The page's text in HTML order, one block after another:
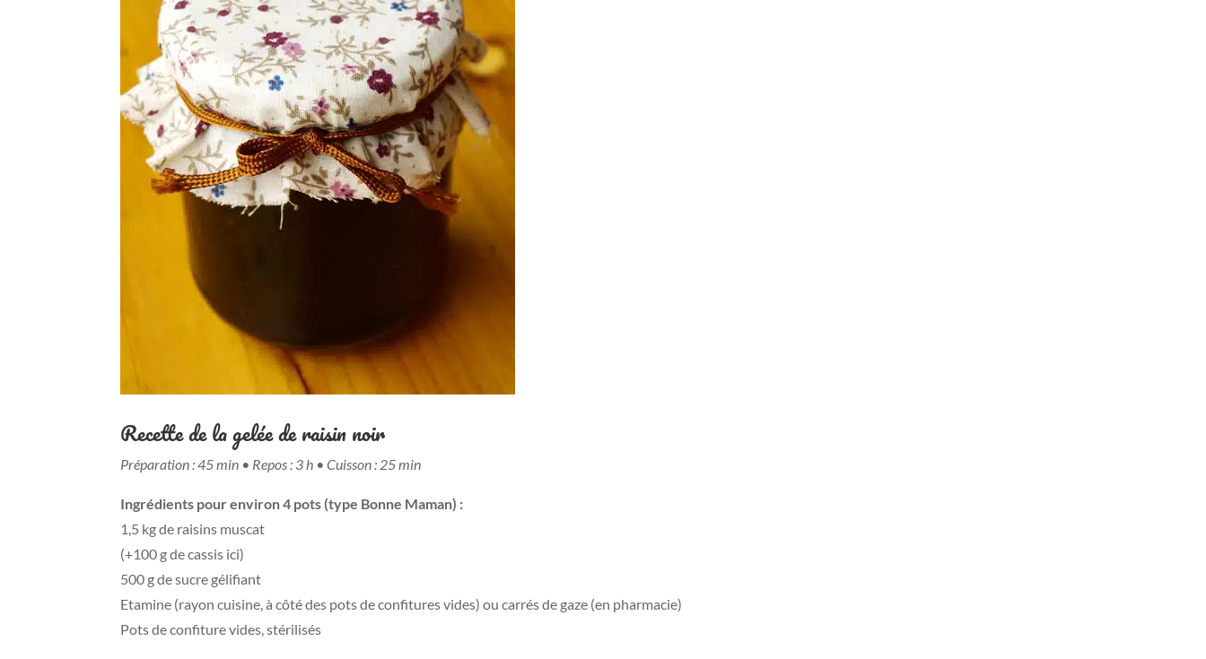
Recette de la gelée de raisin noir
Préparation : 45 min • Repos : 3 h • Cuisson : 25 min
Ingrédients pour environ 4 pots (type Bonne Maman) :
1,5 kg de raisins muscat
(+100 g de cassis ici)
500 g de sucre gélifiant
Etamine (rayon cuisine, à côté des pots de confitures vides) ou carrés de gaze (en pharmacie)
Pots de confiture vides, stérilisés